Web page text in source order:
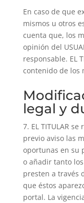
En caso de que
mismos u otros
cuenta que, los
opinión del
responsable. EL
contenido de los
legal y
7. EL TITULAR
previo aviso las
oportunas en su
o añadir tanto
presten a través
que éstos
portal. La